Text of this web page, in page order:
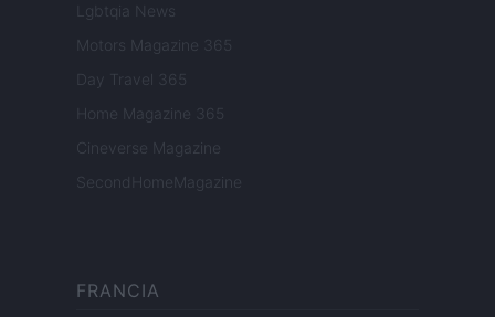
Lgbtqia News
Motors Magazine 365
Day Travel 365
Home Magazine 365
Cineverse Magazine
SecondHomeMagazine
FRANCIA